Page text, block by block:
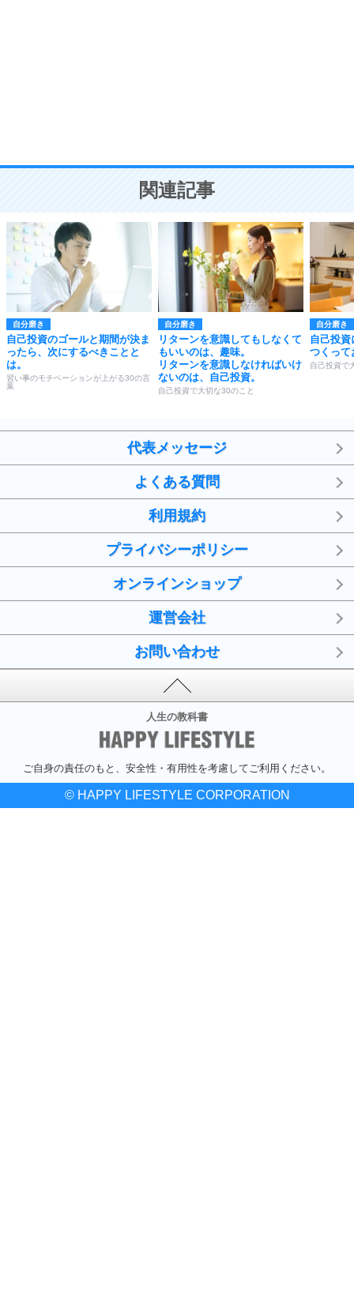
ことが大切。
関連記事
自分磨き
自己投資のゴールと期間が決ま
ったら、次にするべきことと
は。
習い事のモチベーションが上がる30の言
葉
自分磨き
リターンを意識してもしなくて
もいいのは、趣味。
リターンを意識しなければいけ
ないのは、自己投資。
自己投資で大切な30のこと
自分磨き
自己投
つくって
自己投資で
代表メッセージ
よくある質問
利用規約
プライバシーポリシー
オンラインショップ
運営会社
お問い合わせ
人生の教科書
ご自身の責任のもと、安全性・有用性を考慮してご利用ください。
© HAPPY LIFESTYLE CORPORATION